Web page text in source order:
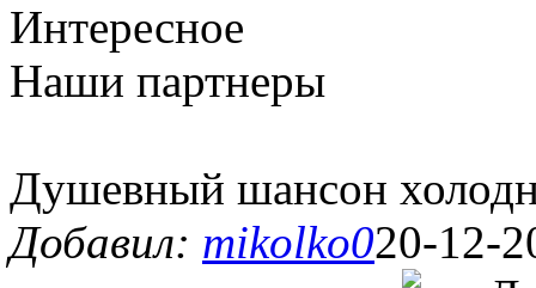
Интересное
Наши партнеры
Душевный шансон
Добавил: mikolko020-12-